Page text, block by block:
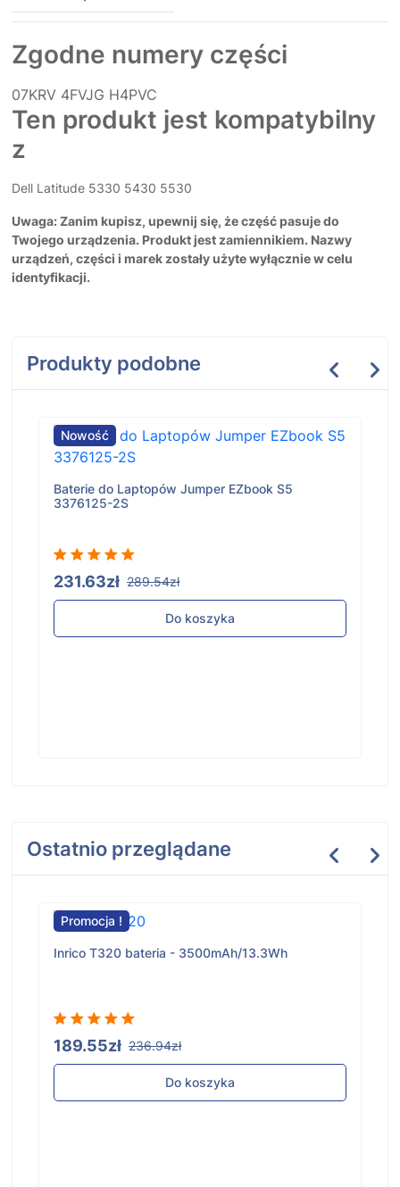
Zgodne numery części
07KRV 4FVJG H4PVC
Ten produkt jest kompatybilny
z
Dell Latitude 5330 5430 5530
Uwaga: Zanim kupisz, upewnij się, że część pasuje do
Twojego urządzenia. Produkt jest zamiennikiem. Nazwy
urządzeń, części i marek zostały użyte wyłącznie w celu
identyfikacji.
Produkty podobne
Nowość
Baterie do Laptopów Jumper EZbook S5
3376125-2S
231.63zł 289.54zł
Do koszyka
Ostatnio przeglądane
Promocja !
Inrico T320 bateria - 3500mAh/13.3Wh
189.55zł 236.94zł
Do koszyka